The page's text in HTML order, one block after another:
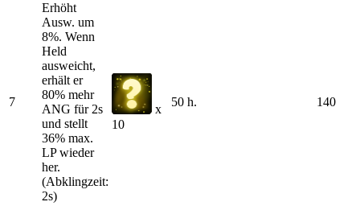
7
Erhöht
Ausw. um
8%. Wenn
Held
ausweicht,
erhält er
80% mehr
ANG für 2s
und stellt
36% max.
LP wieder
her.
(Abklingzeit:
2s)
x
10
50 h. 140